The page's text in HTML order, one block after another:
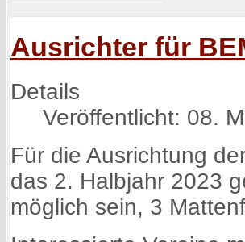
Ausrichter für
Details
Veröffentlicht: 08.
Für die Ausrichtung
das 2. Halbjahr 2023
möglich sein, 3